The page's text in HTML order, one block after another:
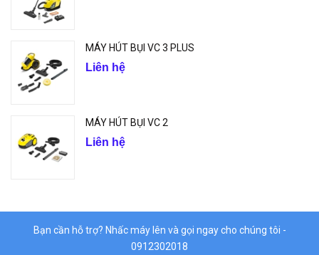
MÁY HÚT BỤI VC 3 PLUS
Liên hệ
MÁY HÚT BỤI VC 2
Liên hệ
Bạn cần hỗ trợ? Nhấc máy lên và gọi ngay cho chúng tôi -
0912302018